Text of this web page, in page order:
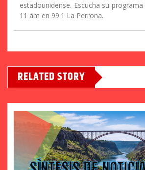
estadounidense. Escucha su
11 am en 99.1 La Perrona.
RELATED STORY